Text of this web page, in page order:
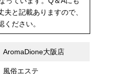
と記載ありますので、
ください。
AromaDione大阪店
風俗エステ